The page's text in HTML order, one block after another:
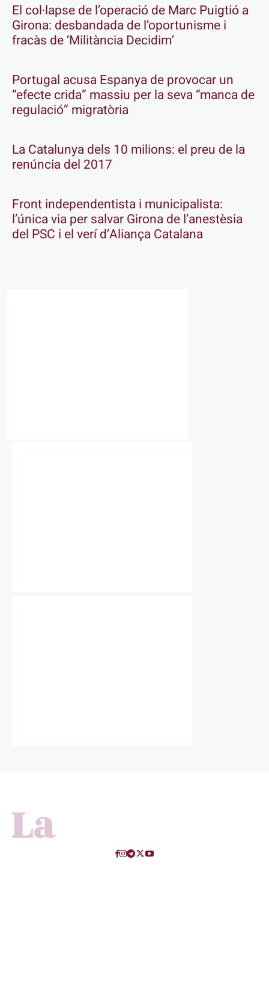
El col·lapse de l’operació de Marc Puigtió a
Girona: desbandada de l’oportunisme i
fracàs de ‘Militància Decidim’
Portugal acusa Espanya de provocar un
“efecte crida” massiu per la seva “manca de
regulació” migratòria
La Catalunya dels 10 milions: el preu de la
renúncia del 2017
Front independentista i municipalista:
l’única via per salvar Girona de l’anestèsia
del PSC i el verí d’Aliança Catalana